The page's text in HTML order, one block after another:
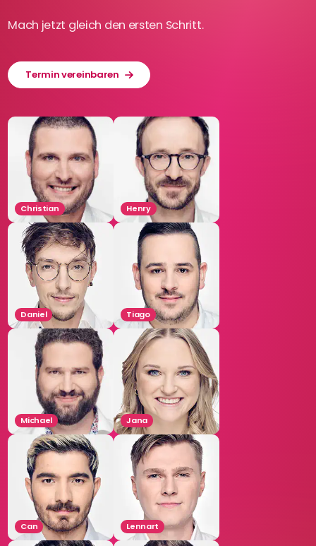
Mach jetzt gleich den ersten Schritt.
Termin vereinbaren
Christian Henry
Daniel Tiago
Michael Jana
Can Lennart